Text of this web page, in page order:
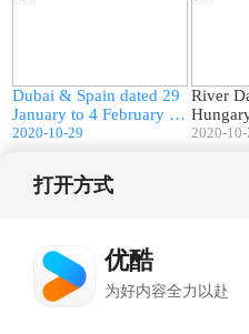
Dubai & Spain dated 29
January to 4 February 20
17 Youku
2020-10-29
River
ary
2020-10-
打开方式
优酷
为好内容全力以赴